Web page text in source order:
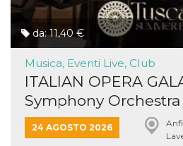
da: 11,40 €
Musica, Eventi Live, Club
ITALIAN OPERA
Symphony Orchestra
24 AGOSTO 2026